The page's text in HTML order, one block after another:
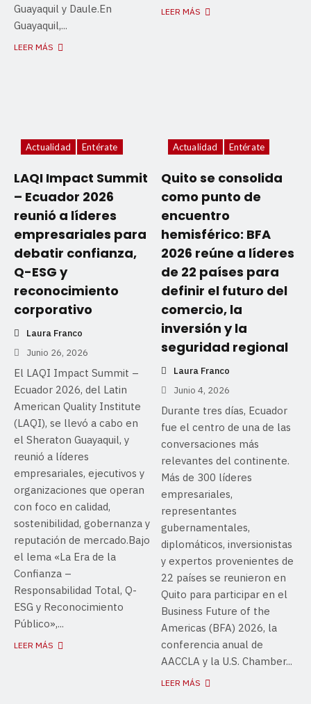
Guayaquil y Daule.En
Guayaquil,...
LEER MÁS
LEER MÁS
Actualidad Entérate
LAQI Impact Summit
– Ecuador 2026
reunió a líderes
empresariales para
debatir confianza,
Q-ESG y
reconocimiento
corporativo
Laura Franco
Junio 26, 2026
El LAQI Impact Summit –
Ecuador 2026, del Latin
American Quality Institute
(LAQI), se llevó a cabo en
el Sheraton Guayaquil, y
reunió a líderes
empresariales, ejecutivos y
organizaciones que operan
con foco en calidad,
sostenibilidad, gobernanza y
reputación de mercado.Bajo
el lema «La Era de la
Confianza –
Responsabilidad Total, Q-
ESG y Reconocimiento
Público»,...
LEER MÁS
Actualidad Entérate
Quito se consolida
como punto de
encuentro
hemisférico: BFA
2026 reúne a líderes
de 22 países para
definir el futuro del
comercio, la
inversión y la
seguridad regional
Laura Franco
Junio 4, 2026
Durante tres días, Ecuador
fue el centro de una de las
conversaciones más
relevantes del continente.
Más de 300 líderes
empresariales,
representantes
gubernamentales,
diplomáticos, inversionistas
y expertos provenientes de
22 países se reunieron en
Quito para participar en el
Business Future of the
Americas (BFA) 2026, la
conferencia anual de
AACCLA y la U.S. Chamber...
LEER MÁS